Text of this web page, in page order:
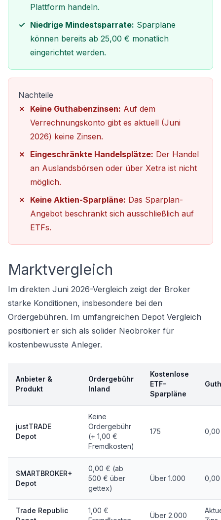
Plattform handeln.
Niedrige Mindestsparrate: Sparpläne
können bereits ab 25,00 € monatlich
eingerichtet werden.
Nachteile
Keine Guthabenzinsen: Auf dem
Verrechnungskonto gibt es aktuell (Juni
2026) keine Zinsen.
Eingeschränkte Handelsplätze: Der Handel
an Auslandsbörsen oder über Xetra ist nicht
möglich.
Keine Aktien-Sparpläne: Das Sparplan-
Angebot beschränkt sich ausschließlich auf
ETFs.
Marktvergleich
Im direkten Juni 2026-Vergleich zeigt der Broker
starke Konditionen, insbesondere bei den
Ordergebühren. Im umfangreichen Depot Vergleich
positioniert er sich als solider Neobroker für
kostenbewusste Anleger.
Anbieter &
Produkt
Ordergebühr
Inland
Kostenlose
ETF-
Sparpläne
justTRADE
Depot
Keine
Ordergebühr
(+ 1,00 €
Fremdkosten)
175
SMARTBROKER+
Depot
0,00 € (ab
500 € über
gettex)
Über 1.000
Trade Republic
1,00 €
Über 2.000